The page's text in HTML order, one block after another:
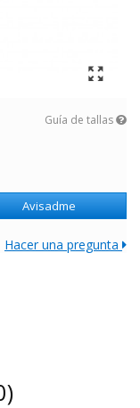
Guía de tallas
Avisadme
Hacer una pregunta